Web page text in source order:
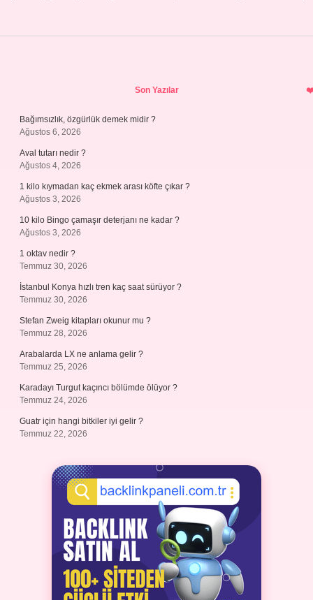
Son Yazılar
Bağımsızlık, özgürlük demek midir ?
Ağustos 6, 2026
Aval tutarı nedir ?
Ağustos 4, 2026
1 kilo kıymadan kaç ekmek arası köfte çıkar ?
Ağustos 3, 2026
10 kilo Bingo çamaşır deterjanı ne kadar ?
Ağustos 3, 2026
1 oktav nedir ?
Temmuz 30, 2026
İstanbul Konya hızlı tren kaç saat sürüyor ?
Temmuz 30, 2026
Stefan Zweig kitapları okunur mu ?
Temmuz 28, 2026
Arabalarda LX ne anlama gelir ?
Temmuz 25, 2026
Karadayı Turgut kaçıncı bölümde ölüyor ?
Temmuz 24, 2026
Guatr için hangi bitkiler iyi gelir ?
Temmuz 22, 2026